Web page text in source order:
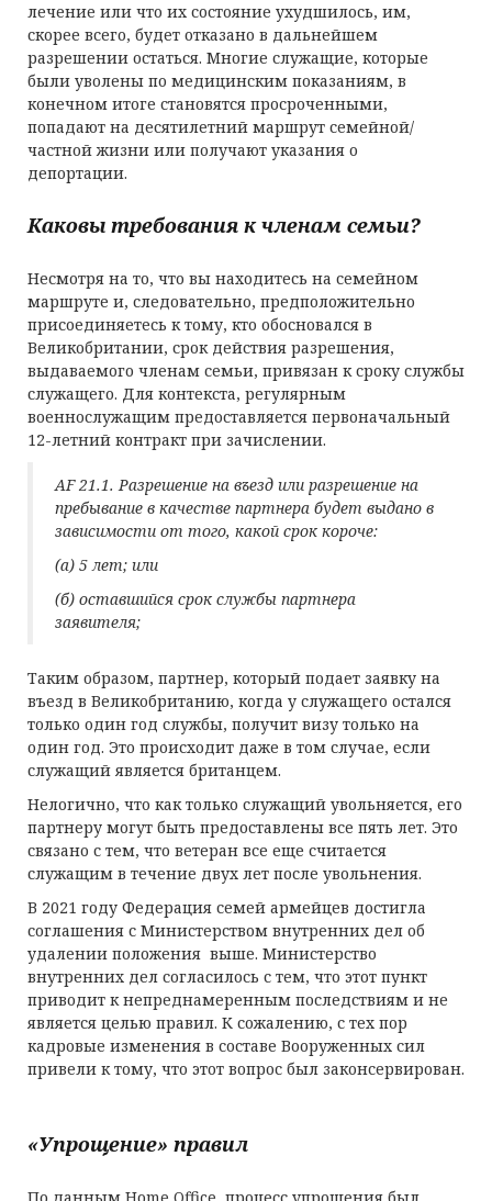
лечение или что их состояние ухудшилось, им,
скорее всего, будет отказано в дальнейшем
разрешении остаться. Многие служащие, которые
были уволены по медицинским показаниям, в
конечном итоге становятся просроченными,
попадают на десятилетний маршрут семейной/
частной жизни или получают указания о
депортации.
Каковы требования к членам семьи?
Несмотря на то, что вы находитесь на семейном
маршруте и, следовательно, предположительно
присоединяетесь к тому, кто обосновался в
Великобритании, срок действия разрешения,
выдаваемого членам семьи, привязан к сроку службы
служащего. Для контекста, регулярным
военнослужащим предоставляется первоначальный
12-летний контракт при зачислении.
AF 21.1. Разрешение на въезд или разрешение на
пребывание в качестве партнера будет выдано в
зависимости от того, какой срок короче:
(а) 5 лет; или
(б) оставшийся срок службы партнера
заявителя;
Таким образом, партнер, который подает заявку на
въезд в Великобританию, когда у служащего остался
только один год службы, получит визу только на
один год. Это происходит даже в том случае, если
служащий является британцем.
Нелогично, что как только служащий увольняется, его
партнеру могут быть предоставлены все пять лет. Это
связано с тем, что ветеран все еще считается
служащим в течение двух лет после увольнения.
В 2021 году Федерация семей армейцев достигла
соглашения с Министерством внутренних дел об
удалении положения выше. Министерство
внутренних дел согласилось с тем, что этот пункт
приводит к непреднамеренным последствиям и не
является целью правил. К сожалению, с тех пор
кадровые изменения в составе Вооруженных сил
привели к тому, что этот вопрос был законсервирован.
«Упрощение» правил